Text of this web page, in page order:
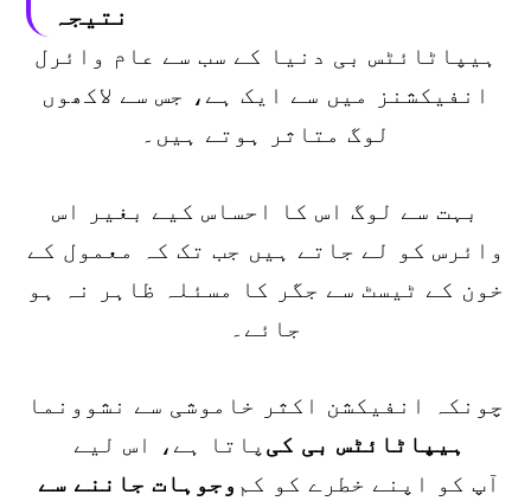
نتیجہ
ہیپاٹائٹس بی دنیا کے سب سے عام وائرل
انفیکشنز میں سے ایک ہے، جس سے لاکھوں
لوگ متاثر ہوتے ہیں۔
بہت سے لوگ اس کا احساس کیے بغیر اس
وائرس کو لے جاتے ہیں جب تک کہ معمول کے
خون کے ٹیسٹ سے جگر کا مسئلہ ظاہر نہ ہو
جائے۔
چونکہ انفیکشن اکثر خاموشی سے نشوونما
پاتا ہے، اس لیے ہیپاٹائٹس بی کی
وجوہات جاننے سے آپ کو اپنے خطرے کو کم